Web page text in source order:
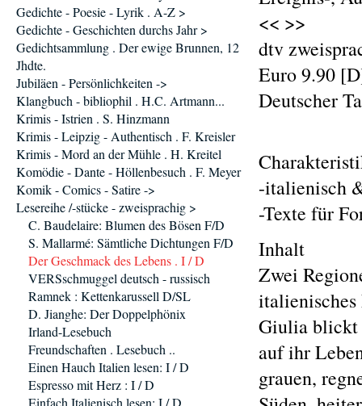
<< >>
dtv
Euro 9.90
Deutscher
-italienisch
-Texte für
Inhalt
Zwei
Giulia blickt
auf ihr
grauen,
Gedichte - Poesie - Lyrik . A-Z >
Gedichte - Geschichten durchs Jahr >
Gedichtsammlung . Der ewige Brunnen, 12
Jhdte.
Jubiläen - Persönlichkeiten ->
Klangbuch - bibliophil . H.C. Artmann...
Krimis - Istrien . S. Hinzmann
Krimis - Leipzig - Authentisch . F. Kreisler
Krimis - Mord an der Mühle . H. Kreitel
Komödie - Dante - Höllenbesuch . F. Meyer
Komik - Comics - Satire ->
Lesereihe /-stücke - zweisprachig >
C. Baudelaire: Blumen des Bösen F/D
S. Mallarmé: Sämtliche Dichtungen F/D
Der Geschmack des Lebens . I / D
VERSschmuggel deutsch - russisch
Ramnek : Kettenkarussell D/SL
D. Jianghe: Der Doppelphönix
Irland-Lesebuch
Freundschaften . Lesebuch ..
Einen Hauch Italien lesen: I / D
Espresso mit Herz : I / D
Einfach Italienisch lesen: I / D